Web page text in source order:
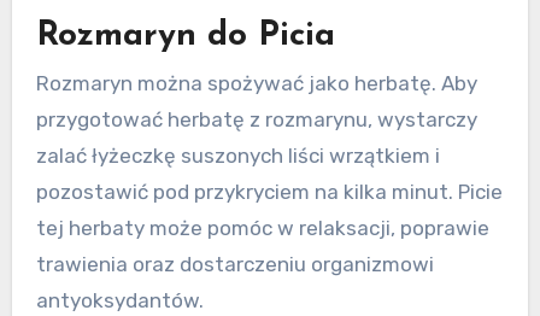
Rozmaryn do Picia
Rozmaryn można spożywać jako herbatę. Aby
przygotować herbatę z rozmarynu, wystarczy
zalać łyżeczkę suszonych liści wrzątkiem i
pozostawić pod przykryciem na kilka minut. Picie
tej herbaty może pomóc w relaksacji, poprawie
trawienia oraz dostarczeniu organizmowi
antyoksydantów.